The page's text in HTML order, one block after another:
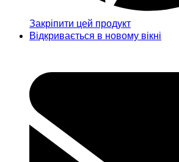
Закріпити цей продукт
Відкривається в новому вікні